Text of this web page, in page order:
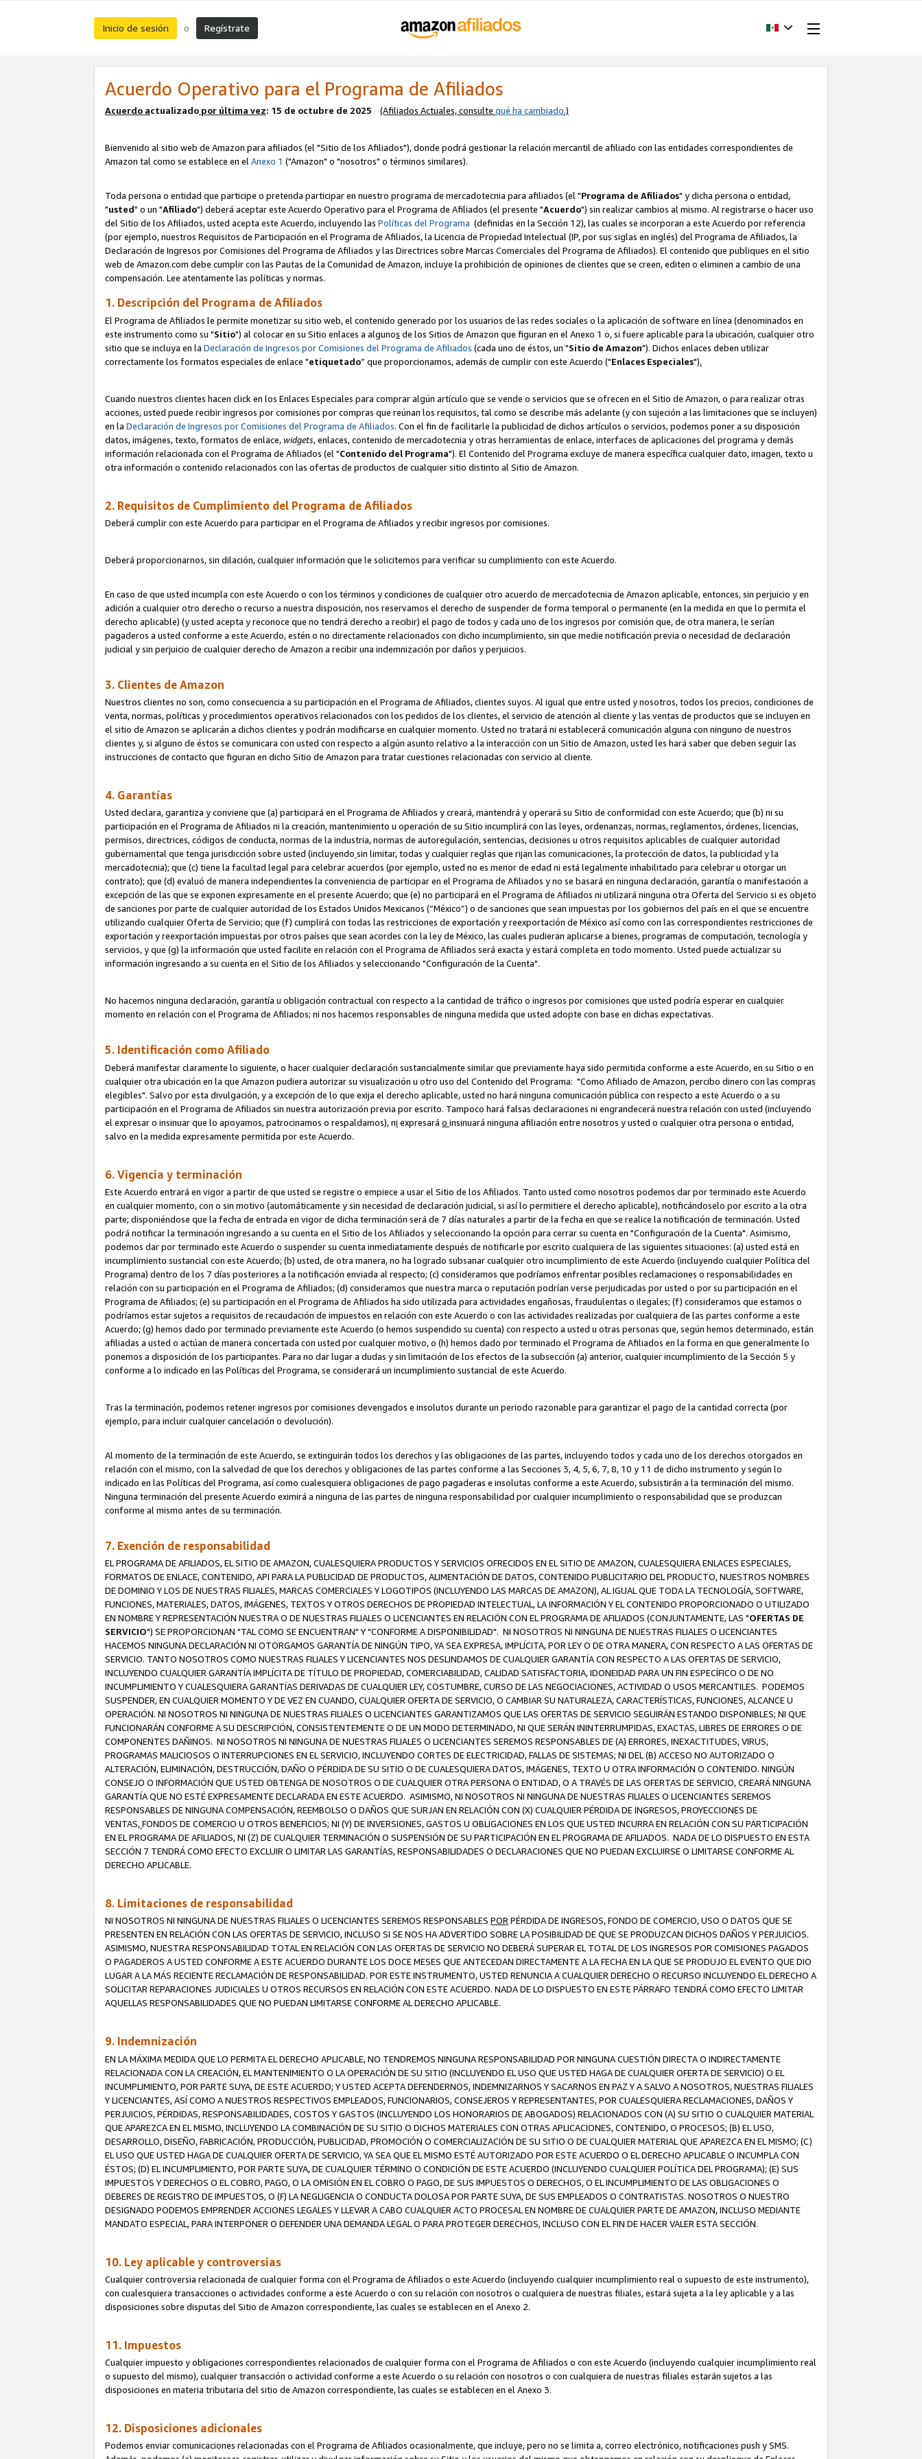
Inicio de sesión o Regístrate
Acuerdo Operativo para el Programa de Afiliados
Acuerdo actualizado por última vez: 15 de octubre de 2025 (Afiliados Actuales, consulte qué ha cambiado.)
Bienvenido al sitio web de Amazon para afiliados (el "Sitio de los Afiliados"), donde podrá gestionar la relación mercantil de afiliado con las entidades correspondientes de
Amazon tal como se establece en elAnexo 1 ("Amazon" o "nosotros" o términos similares).
Toda persona o entidad que participe o pretenda participar en nuestro programa de mercadotecnia para afiliados (el "Programa de Afiliados" y dicha persona o entidad,
"usted" o un "Afiliado") deberá aceptar este Acuerdo Operativo para el Programa de Afiliados (el presente "Acuerdo") sin realizar cambios al mismo. Al registrarse o hacer uso
del Sitio de los Afiliados, usted acepta este Acuerdo, incluyendo las Políticas del Programa (definidas en la Sección 12), las cuales se incorporan a este Acuerdo por referencia
(por ejemplo, nuestros Requisitos de Participación en el Programa de Afiliados, la Licencia de Propiedad Intelectual (IP, por sus siglas en inglés) del Programa de Afiliados, la
Declaración de Ingresos por Comisiones del Programa de Afiliados y las Directrices sobre Marcas Comerciales del Programa de Afiliados). El contenido que publiques en el sitio
web de Amazon.com debe cumplir con las Pautas de la Comunidad de Amazon, incluye la prohibición de opiniones de clientes que se creen, editen o eliminen a cambio de una
compensación. Lee atentamente las políticas y normas.
1. Descripción del Programa de Afiliados
El Programa de Afiliados le permite monetizar su sitio web, el contenido generado por los usuarios de las redes sociales o la aplicación de software en línea (denominados en
este instrumento como su "Sitio") al colocar en su Sitio enlaces a algunos de los Sitios de Amazon que figuran en el Anexo 1 o, si fuere aplicable para la ubicación, cualquier otro
sitio que se incluya en la Declaración de Ingresos por Comisiones del Programa de Afiliados (cada uno de éstos, un "Sitio de Amazon"). Dichos enlaces deben utilizar
correctamente los formatos especiales de enlace "etiquetado” que proporcionamos, además de cumplir con este Acuerdo ("Enlaces Especiales").
Cuando nuestros clientes hacen click en los Enlaces Especiales para comprar algún artículo que se vende o servicios que se ofrecen en el Sitio de Amazon, o para realizar otras
acciones, usted puede recibir ingresos por comisiones por compras que reúnan los requisitos, tal como se describe más adelante (y con sujeción a las limitaciones que se incluyen)
en la Declaración de Ingresos por Comisiones del Programa de Afiliados. Con el fin de facilitarle la publicidad de dichos artículos o servicios, podemos poner a su disposición
datos, imágenes, texto, formatos de enlace,widgets, enlaces, contenido de mercadotecnia y otras herramientas de enlace, interfaces de aplicaciones del programa y demás
información relacionada con el Programa de Afiliados (el "Contenido del Programa"). El Contenido del Programa excluye de manera específica cualquier dato, imagen, texto u
otra información o contenido relacionados con las ofertas de productos de cualquier sitio distinto al Sitio de Amazon.
2. Requisitos de Cumplimiento del Programa de Afiliados
Deberá cumplir con este Acuerdo para participar en el Programa de Afiliados y recibir ingresos por comisiones.
Deberá proporcionarnos, sin dilación, cualquier información que le solicitemos para verificar su cumplimiento con este Acuerdo.
En caso de que usted incumpla con este Acuerdo o con los términos y condiciones de cualquier otro acuerdo de mercadotecnia de Amazon aplicable, entonces, sin perjuicio y en
adición a cualquier otro derecho o recurso a nuestra disposición, nos reservamos el derecho de suspender de forma temporal o permanente (en la medida en que lo permita el
derecho aplicable) (y usted acepta y reconoce que no tendrá derecho a recibir) el pago de todos y cada uno de los ingresos por comisión que, de otra manera, le serían
pagaderos a usted conforme a este Acuerdo, estén o no directamente relacionados con dicho incumplimiento, sin que medie notificación previa o necesidad de declaración
judicial y sin perjuicio de cualquier derecho de Amazon a recibir una indemnización por daños y perjuicios.
3. Clientes de Amazon
Nuestros clientes no son, como consecuencia a su participación en el Programa de Afiliados, clientes suyos. Al igual que entre usted y nosotros, todos los precios, condiciones de
venta, normas, políticas y procedimientos operativos relacionados con los pedidos de los clientes, el servicio de atención al cliente y las ventas de productos que se incluyen en
el sitio de Amazon se aplicarán a dichos clientes y podrán modificarse en cualquier momento. Usted no tratará ni establecerá comunicación alguna con ninguno de nuestros
clientes y, si alguno de éstos se comunicara con usted con respecto a algún asunto relativo a la interacción con un Sitio de Amazon, usted les hará saber que deben seguir las
instrucciones de contacto que figuran en dicho Sitio de Amazon para tratar cuestiones relacionadas con servicio al cliente.
4. Garantías
Usted declara, garantiza y conviene que (a) participará en el Programa de Afiliados y creará, mantendrá y operará su Sitio de conformidad con este Acuerdo; que (b) ni su
participación en el Programa de Afiliados ni la creación, mantenimiento u operación de su Sitio incumplirá con las leyes, ordenanzas, normas, reglamentos, órdenes, licencias,
permisos, directrices, códigos de conducta, normas de la industria, normas de autoregulación, sentencias, decisiones u otros requisitos aplicables de cualquier autoridad
gubernamental que tenga jurisdicción sobre usted (incluyendo sin limitar, todas y cualquier reglas que rijan las comunicaciones, la protección de datos, la publicidad y la
mercadotecnia); que (c) tiene la facultad legal para celebrar acuerdos (por ejemplo, usted no es menor de edad ni está legalmente inhabilitado para celebrar u otorgar un
contrato); que (d) evaluó de manera independientesla conveniencia de participar en el Programa de Afiliados y no se basará en ninguna declaración, garantía o manifestación a
excepción de las que se exponen expresamente en el presente Acuerdo; que (e) no participará en el Programa de Afiliados ni utilizará ninguna otra Oferta del Servicio si es objeto
de sanciones por parte de cualquier autoridad de los Estados Unidos Mexicanos (“México”) o de sanciones que sean impuestas por los gobiernos del país en el que se encuentre
utilizando cualquier Oferta de Servicio; que (f) cumplirá con todas las restricciones de exportación y reexportación de México así como con las correspondientes restricciones de
exportación y reexportación impuestas por otros países que sean acordes con la ley de México, las cuales pudieran aplicarse a bienes, programas de computación, tecnología y
servicios, y que (g) la información que usted facilite en relación con el Programa de Afiliados será exacta y estará completa en todo momento. Usted puede actualizar su
información ingresando a su cuenta en el Sitio de los Afiliados y seleccionando "Configuración de la Cuenta".
No hacemos ninguna declaración, garantía u obligación contractual con respecto a la cantidad de tráfico o ingresos por comisiones que usted podría esperar en cualquier
momento en relación con el Programa de Afiliados; ni nos hacemos responsables de ninguna medida que usted adopte con base en dichas expectativas.
5. Identificación como Afiliado
Deberá manifestar claramente lo siguiente, o hacer cualquier declaración sustancialmente similar que previamente haya sido permitida conforme a este Acuerdo, en su Sitio o en
cualquier otra ubicación en la que Amazon pudiera autorizar su visualización u otro uso del Contenido del Programa: "Como Afiliado de Amazon, percibo dinero con las compras
elegibles". Salvo por esta divulgación, y a excepción de lo que exija el derecho aplicable, usted no hará ninguna comunicación pública con respecto a este Acuerdo o a su
participación en el Programa de Afiliados sin nuestra autorización previa por escrito. Tampoco hará falsas declaraciones ni engrandecerá nuestra relación con usted (incluyendo
el expresar o insinuar que lo apoyamos, patrocinamos o respaldamos), ni expresará o insinuará ninguna afiliación entre nosotros y usted o cualquier otra persona o entidad,
salvo en la medida expresamente permitida por este Acuerdo.
6. Vigencia y terminación
Este Acuerdo entrará en vigor a partir de que usted se registre o empiece a usar el Sitio de los Afiliados. Tanto usted como nosotros podemos dar por terminado este Acuerdo
en cualquier momento, con o sin motivo (automáticamente y sin necesidad de declaración judicial, si así lo permitiere el derecho aplicable), notificándoselo por escrito a la otra
parte; disponiéndose que la fecha de entrada en vigor de dicha terminación será de 7 días naturales a partir de la fecha en que se realice la notificación de terminación. Usted
podrá notificar la terminación ingresando a su cuenta en el Sitio de los Afiliados y seleccionando la opción para cerrar su cuenta en "Configuración de la Cuenta". Asimismo,
podemos dar por terminado este Acuerdo o suspender su cuenta inmediatamente después de notificarle por escrito cualquiera de las siguientes situaciones: (a) usted está en
incumplimiento sustancial con este Acuerdo; (b) usted, de otra manera, no ha logrado subsanar cualquier otro incumplimiento de este Acuerdo (incluyendo cualquier Política del
Programa) dentro de los 7 días posteriores a la notificación enviada al respecto; (c) consideramos que podríamos enfrentar posibles reclamaciones o responsabilidades en
relación con su participación en el Programa de Afiliados; (d) consideramos que nuestra marca o reputación podrían verse perjudicadas por usted o por su participación en el
Programa de Afiliados; (e) su participación en el Programa de Afiliados ha sido utilizada para actividades engañosas, fraudulentas o ilegales; (f) consideramos que estamos o
podríamos estar sujetos a requisitos de recaudación de impuestos en relación con este Acuerdo o con las actividades realizadas por cualquiera de las partes conforme a este
Acuerdo; (g) hemos dado por terminado previamente este Acuerdo (o hemos suspendido su cuenta) con respecto a usted u otras personas que, según hemos determinado, están
afiliadas a usted o actúan de manera concertada con usted por cualquier motivo, o (h) hemos dado por terminado el Programa de Afiliados en la forma en que generalmente lo
ponemos a disposición de los participantes. Para no dar lugar a dudas y sin limitación de los efectos de la subsección (a) anterior, cualquier incumplimiento de la Sección 5 y
conforme a lo indicado en las Políticas del Programa, se considerará un incumplimiento sustancial de este Acuerdo.
Tras la terminación, podemos retener ingresos por comisiones devengados e insolutos durante un periodo razonable para garantizar el pago de la cantidad correcta (por
ejemplo, para incluir cualquier cancelación o devolución).
Al momento de la terminación de este Acuerdo, se extinguirán todos los derechos y las obligaciones de las partes, incluyendo todos y cada uno de los derechos otorgados en
relación con el mismo, con la salvedad de que los derechos y obligaciones de las partes conforme a las Secciones 3, 4, 5, 6, 7, 8, 10 y 11 de dicho instrumento y según lo
indicado en las Políticas del Programa, así como cualesquiera obligaciones de pago pagaderas e insolutas conforme a este Acuerdo, subsistirán a la terminación del mismo.
Ninguna terminación del presente Acuerdo eximirá a ninguna de las partes de ninguna responsabilidad por cualquier incumplimiento o responsabilidad que se produzcan
conforme al mismo antes de su terminación.
7. Exención de responsabilidad
EL PROGRAMA DE AFILIADOS, EL SITIO DE AMAZON, CUALESQUIERA PRODUCTOS Y SERVICIOS OFRECIDOS EN EL SITIO DE AMAZON, CUALESQUIERA ENLACES ESPECIALES,
FORMATOS DE ENLACE, CONTENIDO, API PARA LA PUBLICIDAD DE PRODUCTOS, ALIMENTACIÓN DE DATOS, CONTENIDO PUBLICITARIO DEL PRODUCTO, NUESTROS NOMBRES
DE DOMINIO Y LOS DE NUESTRAS FILIALES, MARCAS COMERCIALES Y LOGOTIPOS (INCLUYENDO LAS MARCAS DE AMAZON), AL IGUAL QUE TODA LA TECNOLOGÍA, SOFTWARE,
FUNCIONES, MATERIALES, DATOS, IMÁGENES, TEXTOS Y OTROS DERECHOS DE PROPIEDAD INTELECTUAL, LA INFORMACIÓN Y EL CONTENIDO PROPORCIONADO O UTILIZADO
EN NOMBRE Y REPRESENTACIÓN NUESTRA O DE NUESTRAS FILIALES O LICENCIANTES EN RELACIÓN CON EL PROGRAMA DE AFILIADOS (CONJUNTAMENTE, LAS "OFERTAS DE
SERVICIO") SE PROPORCIONAN "TAL COMO SE ENCUENTRAN" Y "CONFORME A DISPONIBILIDAD". NI NOSOTROS NI NINGUNA DE NUESTRAS FILIALES O LICENCIANTES
HACEMOS NINGUNA DECLARACIÓN NI OTORGAMOS GARANTÍA DE NINGÚN TIPO, YA SEA EXPRESA, IMPLÍCITA, POR LEY O DE OTRA MANERA, CON RESPECTO A LAS OFERTAS DE
SERVICIO. TANTO NOSOTROS COMO NUESTRAS FILIALES Y LICENCIANTES NOS DESLINDAMOS DE CUALQUIER GARANTÍA CON RESPECTO A LAS OFERTAS DE SERVICIO,
INCLUYENDO CUALQUIER GARANTÍA IMPLÍCITA DE TÍTULO DE PROPIEDAD, COMERCIABILIDAD, CALIDAD SATISFACTORIA, IDONEIDAD PARA UN FIN ESPECÍFICO O DE NO
INCUMPLIMIENTO Y CUALESQUIERA GARANTÍAS DERIVADAS DE CUALQUIER LEY, COSTUMBRE, CURSO DE LAS NEGOCIACIONES, ACTIVIDAD O USOS MERCANTILES. PODEMOS
SUSPENDER, EN CUALQUIER MOMENTO Y DE VEZ EN CUANDO, CUALQUIER OFERTA DE SERVICIO, O CAMBIAR SU NATURALEZA, CARACTERÍSTICAS, FUNCIONES, ALCANCE U
OPERACIÓN. NI NOSOTROS NI NINGUNA DE NUESTRAS FILIALES O LICENCIANTES GARANTIZAMOS QUE LAS OFERTAS DE SERVICIO SEGUIRÁN ESTANDO DISPONIBLES; NI QUE
FUNCIONARÁN CONFORME A SU DESCRIPCIÓN, CONSISTENTEMENTE O DE UN MODO DETERMINADO, NI QUE SERÁN ININTERRUMPIDAS, EXACTAS, LIBRES DE ERRORES O DE
COMPONENTES DAÑINOS. NI NOSOTROS NI NINGUNA DE NUESTRAS FILIALES O LICENCIANTES SEREMOS RESPONSABLES DE (A) ERRORES, INEXACTITUDES, VIRUS,
PROGRAMAS MALICIOSOS O INTERRUPCIONES EN EL SERVICIO, INCLUYENDO CORTES DE ELECTRICIDAD, FALLAS DE SISTEMAS; NI DEL (B) ACCESO NO AUTORIZADO O
ALTERACIÓN, ELIMINACIÓN, DESTRUCCIÓN, DAÑO O PÉRDIDA DE SU SITIO O DE CUALESQUIERA DATOS, IMÁGENES, TEXTO U OTRA INFORMACIÓN O CONTENIDO. NINGÚN
CONSEJO O INFORMACIÓN QUE USTED OBTENGA DE NOSOTROS O DE CUALQUIER OTRA PERSONA O ENTIDAD, O A TRAVÉS DE LAS OFERTAS DE SERVICIO, CREARÁ NINGUNA
GARANTÍA QUE NO ESTÉ EXPRESAMENTE DECLARADA EN ESTE ACUERDO. ASIMISMO, NI NOSOTROS NI NINGUNA DE NUESTRAS FILIALES O LICENCIANTES SEREMOS
RESPONSABLES DE NINGUNA COMPENSACIÓN, REEMBOLSO O DAÑOS QUE SURJAN EN RELACIÓN CON (X) CUALQUIER PÉRDIDA DE INGRESOS, PROYECCIONES DE
VENTAS,FONDOS DE COMERCIO U OTROS BENEFICIOS; NI (Y) DE INVERSIONES, GASTOS U OBLIGACIONES EN LOS QUE USTED INCURRA EN RELACIÓN CON SU PARTICIPACIÓN
EN EL PROGRAMA DE AFILIADOS, NI (Z) DE CUALQUIER TERMINACIÓN O SUSPENSIÓN DE SU PARTICIPACIÓN EN EL PROGRAMA DE AFILIADOS. NADA DE LO DISPUESTO EN ESTA
SECCIÓN 7 TENDRÁ COMO EFECTO EXCLUIR O LIMITAR LAS GARANTÍAS, RESPONSABILIDADES O DECLARACIONES QUE NO PUEDAN EXCLUIRSE O LIMITARSE CONFORME AL
DERECHO APLICABLE.
8. Limitaciones de responsabilidad
NI NOSOTROS NI NINGUNA DE NUESTRAS FILIALES O LICENCIANTES SEREMOS RESPONSABLES PORPÉRDIDA DE INGRESOS, FONDO DE COMERCIO, USO O DATOS QUE SE
PRESENTEN EN RELACIÓN CON LAS OFERTAS DE SERVICIO, INCLUSO SI SE NOS HA ADVERTIDO SOBRE LA POSIBILIDAD DE QUE SE PRODUZCAN DICHOS DAÑOS Y PERJUICIOS.
ASIMISMO, NUESTRA RESPONSABILIDAD TOTAL EN RELACIÓN CON LAS OFERTAS DE SERVICIO NO DEBERÁ SUPERAR EL TOTAL DE LOS INGRESOS POR COMISIONES PAGADOS
O PAGADEROS A USTED CONFORME A ESTE ACUERDO DURANTE LOS DOCE MESES QUE ANTECEDAN DIRECTAMENTE A LA FECHA EN LA QUE SE PRODUJO EL EVENTO QUE DIO
LUGAR A LA MÁS RECIENTE RECLAMACIÓN DE RESPONSABILIDAD. POR ESTE INSTRUMENTO, USTED RENUNCIA A CUALQUIER DERECHO O RECURSO INCLUYENDO EL DERECHO A
SOLICITAR REPARACIONES JUDICIALES U OTROS RECURSOS EN RELACIÓN CON ESTE ACUERDO. NADA DE LO DISPUESTO EN ESTE PÁRRAFO TENDRÁ COMO EFECTO LIMITAR
AQUELLAS RESPONSABILIDADES QUE NO PUEDAN LIMITARSE CONFORME AL DERECHO APLICABLE.
9. Indemnización
EN LA MÁXIMA MEDIDA QUE LO PERMITA EL DERECHO APLICABLE, NO TENDREMOS NINGUNA RESPONSABILIDAD POR NINGUNA CUESTIÓN DIRECTA O INDIRECTAMENTE
RELACIONADA CON LA CREACIÓN, EL MANTENIMIENTO O LA OPERACIÓN DE SU SITIO (INCLUYENDO EL USO QUE USTED HAGA DE CUALQUIER OFERTA DE SERVICIO) O EL
INCUMPLIMIENTO, POR PARTE SUYA, DE ESTE ACUERDO; Y USTED ACEPTA DEFENDERNOS, INDEMNIZARNOS Y SACARNOS EN PAZ Y A SALVO A NOSOTROS, NUESTRAS FILIALES
Y LICENCIANTES, ASÍ COMO A NUESTROS RESPECTIVOS EMPLEADOS, FUNCIONARIOS, CONSEJEROS Y REPRESENTANTES, POR CUALESQUIERA RECLAMACIONES, DAÑOS Y
PERJUICIOS, PÉRDIDAS, RESPONSABILIDADES, COSTOS Y GASTOS (INCLUYENDO LOS HONORARIOS DE ABOGADOS) RELACIONADOS CON (A) SU SITIO O CUALQUIER MATERIAL
QUE APAREZCA EN EL MISMO, INCLUYENDO LA COMBINACIÓN DE SU SITIO O DICHOS MATERIALES CON OTRAS APLICACIONES, CONTENIDO, O PROCESOS; (B) EL USO,
DESARROLLO, DISEÑO, FABRICACIÓN, PRODUCCIÓN, PUBLICIDAD, PROMOCIÓN O COMERCIALIZACIÓN DE SU SITIO O DE CUALQUIER MATERIAL QUE APAREZCA EN EL MISMO; (C)
EL USO QUE USTED HAGA DE CUALQUIER OFERTA DE SERVICIO, YA SEA QUE EL MISMO ESTÉ AUTORIZADO POR ESTE ACUERDO O EL DERECHO APLICABLE O INCUMPLA CON
ÉSTOS; (D) EL INCUMPLIMIENTO, POR PARTE SUYA, DE CUALQUIER TÉRMINO O CONDICIÓN DE ESTE ACUERDO (INCLUYENDO CUALQUIER POLÍTICA DEL PROGRAMA); (E) SUS
IMPUESTOS Y DERECHOS O EL COBRO, PAGO, O LA OMISIÓN EN EL COBRO O PAGO, DE SUS IMPUESTOS O DERECHOS, O EL INCUMPLIMIENTO DE LAS OBLIGACIONES O
DEBERES DE REGISTRO DE IMPUESTOS, O (F) LA NEGLIGENCIA O CONDUCTA DOLOSA POR PARTE SUYA, DE SUS EMPLEADOS O CONTRATISTAS. NOSOTROS O NUESTRO
DESIGNADO PODEMOS EMPRENDER ACCIONES LEGALES Y LLEVAR A CABO CUALQUIER ACTO PROCESAL EN NOMBRE DE CUALQUIER PARTE DE AMAZON, INCLUSO MEDIANTE
MANDATO ESPECIAL, PARA INTERPONER O DEFENDER UNA DEMANDA LEGAL O PARA PROTEGER DERECHOS, INCLUSO CON EL FIN DE HACER VALER ESTA SECCIÓN.
10. Ley aplicable y controversias
Cualquier controversia relacionada de cualquier forma con el Programa de Afiliados o este Acuerdo (incluyendo cualquier incumplimiento real o supuesto de este instrumento),
con cualesquiera transacciones o actividades conforme a este Acuerdo o con su relación con nosotros o cualquiera de nuestras filiales, estará sujeta a la ley aplicable y a las
disposiciones sobre disputas del Sitio de Amazon correspondiente, las cuales se establecen en el Anexo 2.
11. Impuestos
Cualquier impuesto y obligaciones correspondientes relacionados de cualquier forma con el Programa de Afiliados o con este Acuerdo (incluyendo cualquier incumplimiento real
o supuesto del mismo), cualquier transacción o actividad conforme a este Acuerdo o su relación con nosotros o con cualquiera de nuestras filiales estarán sujetos a las
disposiciones en materia tributaria del sitio de Amazon correspondiente, las cuales se establecen en el Anexo 3.
12. Disposiciones adicionales
Podemos enviar comunicaciones relacionadas con el Programa de Afiliados ocasionalmente, que incluye, pero no se limita a, correo electrónico, notificaciones push y SMS.